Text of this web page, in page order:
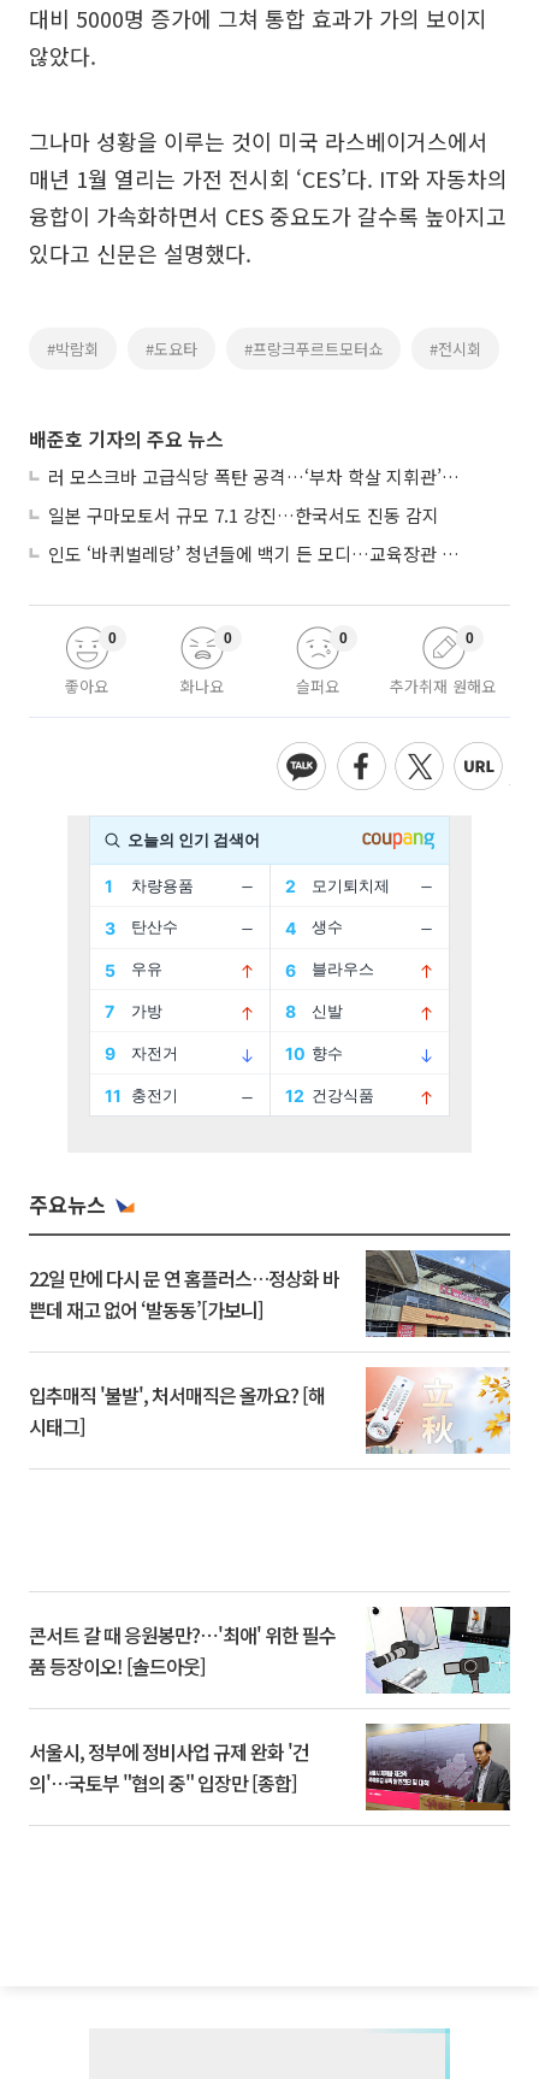
대비 5000명 증가에 그쳐 통합 효과가 가의 보이지
않았다.
그나마 성황을 이루는 것이 미국 라스베이거스에서
매년 1월 열리는 가전 전시회 ‘CES’다. IT와 자동차의
융합이 가속화하면서 CES 중요도가 갈수록 높아지고
있다고 신문은 설명했다.
#박람회 #도요타 #프랑크푸르트모터쇼 #전시회
배준호 기자의 주요 뉴스
러 모스크바 고급식당 폭탄 공격…‘부차 학살 지휘관’ 노렸나
일본 구마모토서 규모 7.1 강진…한국서도 진동 감지
인도 ‘바퀴벌레당’ 청년들에 백기 든 모디…교육장관 사퇴
좋아요
0
화나요
0
슬퍼요
0
추가취재 원해요
0
주요뉴스
22일 만에 다시 문 연 홈플러스…정상화 바
쁜데 재고 없어 ‘발동동’[가보니]
입추매직 '불발', 처서매직은 올까요? [해
시태그]
콘서트 갈 때 응원봉만?⋯'최애' 위한 필수
품 등장이오! [솔드아웃]
서울시, 정부에 정비사업 규제 완화 '건
의'⋯국토부 "협의 중" 입장만 [종합]